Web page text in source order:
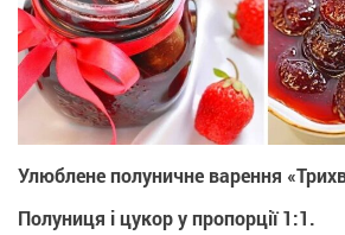
Улюблене полуничне варення
Полуниця і цукор у пропорції 1:1.